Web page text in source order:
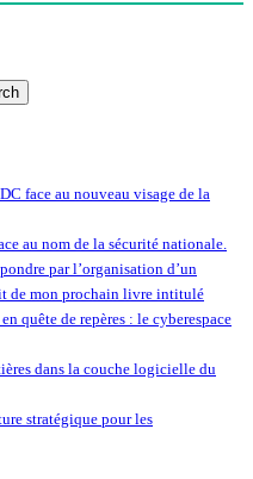
face au nouveau visage de la
au nom de la sécurité nationale.
par l’organisation d’un
de mon prochain livre intitulé
quête de repères : le cyberespace
dans la couche logicielle du
stratégique pour les